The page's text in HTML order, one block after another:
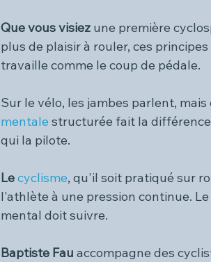
Que vous visiez une première
plus de plaisir à rouler, ces
travaille comme le coup de pédale.
Sur le vélo, les jambes parlent,
mentale structurée fait la
qui la pilote.
Le cyclisme, qu'il soit pratiqué sur
l'athlète à une pression continue.
mental doit suivre.
Baptiste Fau accompagne des